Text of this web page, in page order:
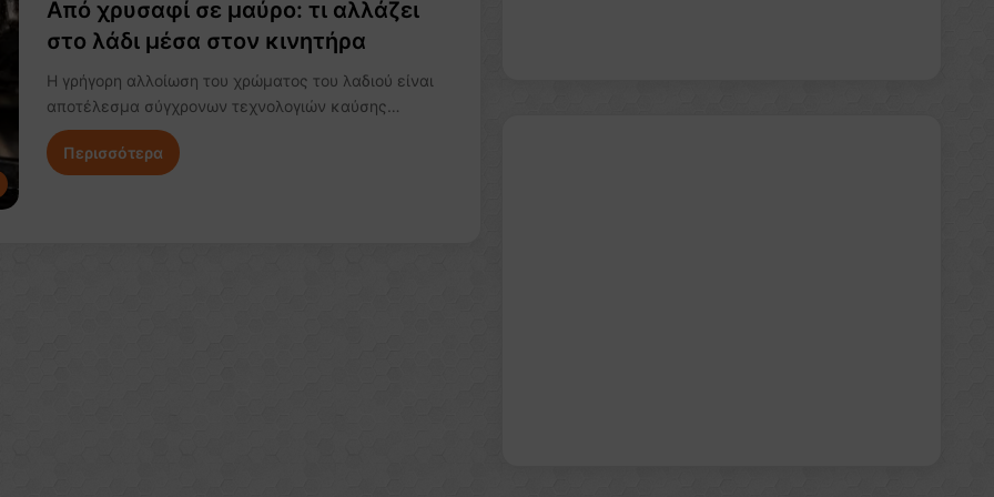
Από χρυσαφί σε μαύρο: τι αλλάζει
στο λάδι μέσα στον κινητήρα
Η γρήγορη αλλοίωση του χρώματος του λαδιού είναι
αποτέλεσμα σύγχρονων τεχνολογιών καύσης…
Περισσότερα